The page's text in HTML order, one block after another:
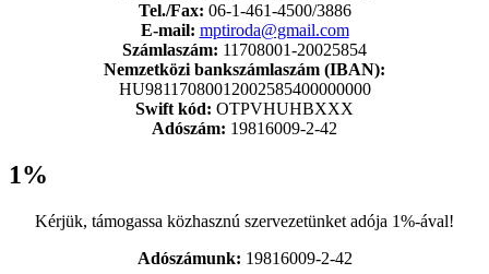
Tel./Fax: 06-1-461-4500/3886
E-mail: mptiroda@gmail.com
Számlaszám: 11708001-20025854
Nemzetközi bankszámlaszám (IBAN):
HU98117080012002585400000000
Swift kód: OTPVHUHBXXX
Adószám: 19816009-2-42
1%
Kérjük, támogassa közhasznú szervezetünket adója 1%-ával!
Adószámunk: 19816009-2-42